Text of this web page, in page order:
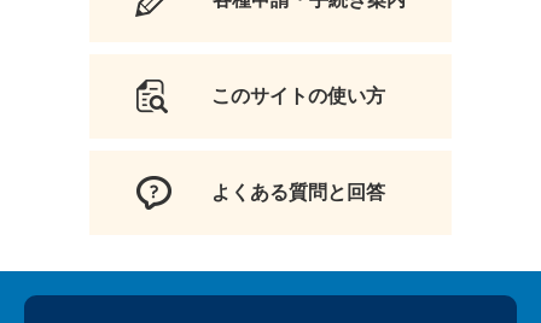
このサイトの使い方
よくある質問と回答